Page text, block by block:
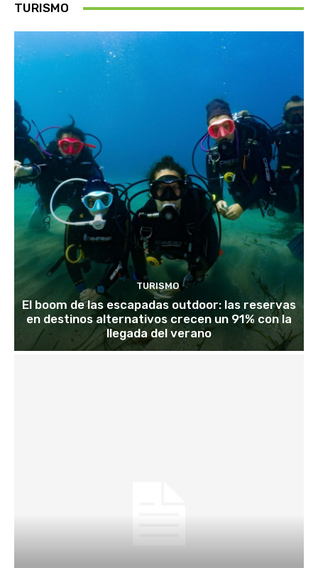
TURISMO
TURISMO
El boom de las escapadas outdoor: las reservas
en destinos alternativos crecen un 91% con la
llegada del verano